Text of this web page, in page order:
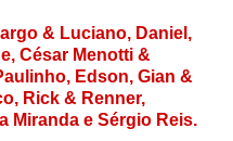
& Luciano, Daniel,
César Menotti &
Edson, Gian &
Rick & Renner,
Miranda e Sérgio Reis.